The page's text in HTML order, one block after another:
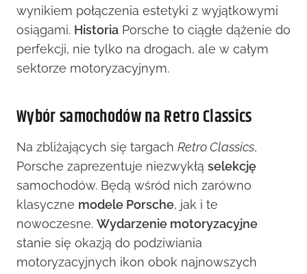
wynikiem połączenia estetyki z wyjątkowymi
osiągami. Historia Porsche to ciągłe dążenie do
perfekcji, nie tylko na drogach, ale w całym
sektorze motoryzacyjnym.
Wybór samochodów na Retro Classics
Na zbliżających się targach Retro Classics,
Porsche zaprezentuje niezwykłą selekcję
samochodów. Będą wśród nich zarówno
klasyczne modele Porsche, jak i te
nowoczesne. Wydarzenie motoryzacyjne
stanie się okazją do podziwiania
motoryzacyjnych ikon obok najnowszych